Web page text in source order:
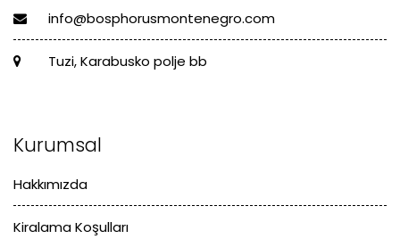
info@bosphorusmontenegro.com
Tuzi, Karabusko polje bb
Kurumsal
Hakkımızda
Kiralama Koşulları